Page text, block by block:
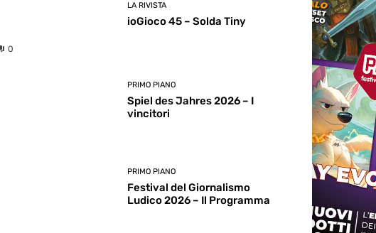
0
LA RIVISTA
ioGioco 45 – Solda Tiny
PRIMO PIANO
Spiel des Jahres 2026 – I
vincitori
PRIMO PIANO
Festival del Giornalismo
Ludico 2026 – Il Programma